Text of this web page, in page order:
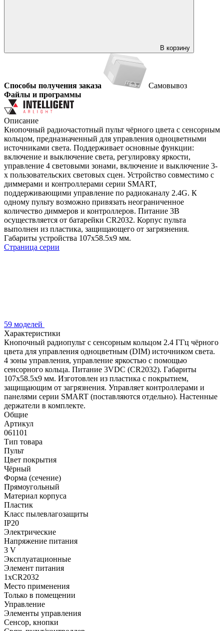
В корзину
Способы получения заказа
Самовывоз
Файлы и программы
Описание
Кнопочный радиочастотный пульт чёрного цвета с сенсорным
кольцом, предназначенный для управления одноцветными
источниками света. Поддерживает основные функции:
включение и выключение света, регулировку яркости,
управление 4 световыми зонами, включение и выключение 3-
х пользовательских световых сцен. Устройство совместимо с
диммерами и контроллерами серии SMART,
поддерживающими управление по радиоканалу 2.4G. К
одному пульту возможно привязать неограниченное
количество диммеров и контроллеров. Питание 3В
осуществляется от батарейки CR2032. Корпус пульта
выполнен из пластика, защищающего от загрязнения.
Габариты устройства 107x58.5x9 мм.
Страница серии
59 моделей
Характеристики
Кнопочный радиопульт с сенсорным кольцом 2.4 ГГц чёрного
цвета для управления одноцветным (DIM) источником света.
4 зоны управления, управление яркостью с помощью
сенсорного кольца. Питание 3VDC (CR2032). Габариты
107x58.5x9 мм. Изготовлен из пластика с покрытием,
защищающим от загрязнения. Управляет контроллерами и
панелями серии SMART (поставляются отдельно). Настенные
держатели в комплекте.
Общие
Артикул
061101
Тип товара
Пульт
Цвет покрытия
Чёрный
Форма (сечение)
Прямоугольный
Материал корпуса
Пластик
Класс пылевлагозащиты
IP20
Электрические
Напряжение питания
3 V
Эксплуатационные
Элемент питания
1xCR2032
Место применения
Только в помещении
Управление
Элементы управления
Сенсор, кнопки